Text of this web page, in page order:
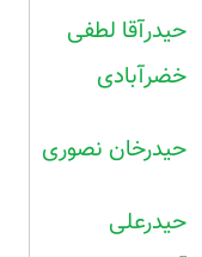
حیدرآقا لطفی
خضرآبادی
حیدرخان نصوری
حیدرعلی